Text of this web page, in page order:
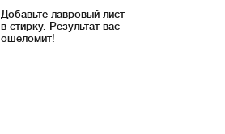
Добавьте лавровый лист
в стирку. Результат вас
ошеломит!